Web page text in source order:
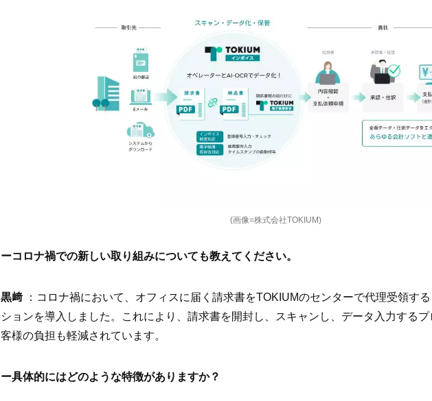
(画像=株式会社TOKIUM)
ーコロナ禍での新しい取り組みについても教えてください。
黒﨑 ：コロナ禍において、オフィスに届く請求書をTOKIUMのセンターで代理受領す
ションを導入しました。これにより、請求書を開封し、スキャンし、データ入力する
客様の負担も軽減されています。
ー具体的にはどのような特徴がありますか？